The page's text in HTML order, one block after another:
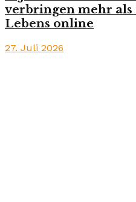
verbringen mehr
Lebens online
27. Juli 2026